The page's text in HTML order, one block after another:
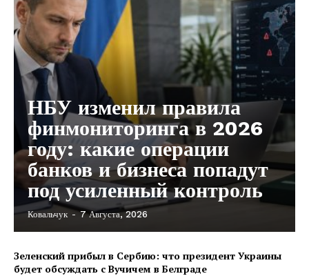
НБУ изменил правила
финмониторинга в 2026
году: какие операции
банков и бизнеса попадут
под усиленный контроль
Ковальчук - 7 Августа, 2026
Зеленский прибыл в Сербию: что президент Украины
будет обсуждать с Вучичем в Белграде